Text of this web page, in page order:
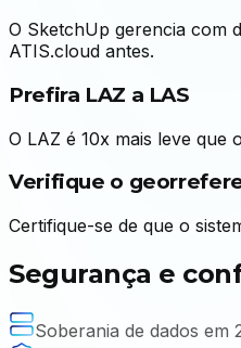
O SketchUp gerencia com
ATIS.cloud antes.
Prefira LAZ a LAS
O LAZ é 10x mais leve que
Verifique o
Certifique-se de que o
Segurança e
Soberania de dados em